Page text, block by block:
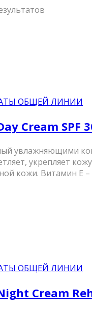
ОБЩЕЙ ЛИНИИ
Cream
увлажняющими
укрепляет
кожи. Витамин Е
ОБЩЕЙ ЛИНИИ
Cream